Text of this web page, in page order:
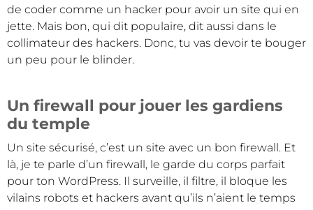
de coder comme un hacker pour avoir un site qui en
jette. Mais bon, qui dit populaire, dit aussi dans le
collimateur des hackers. Donc, tu vas devoir te bouger
un peu pour le blinder.
Un firewall pour jouer les gardiens
du temple
Un site sécurisé, c’est un site avec un bon firewall. Et
là, je te parle d’un firewall, le garde du corps parfait
pour ton WordPress. Il surveille, il filtre, il bloque les
vilains robots et hackers avant qu’ils n’aient le temps